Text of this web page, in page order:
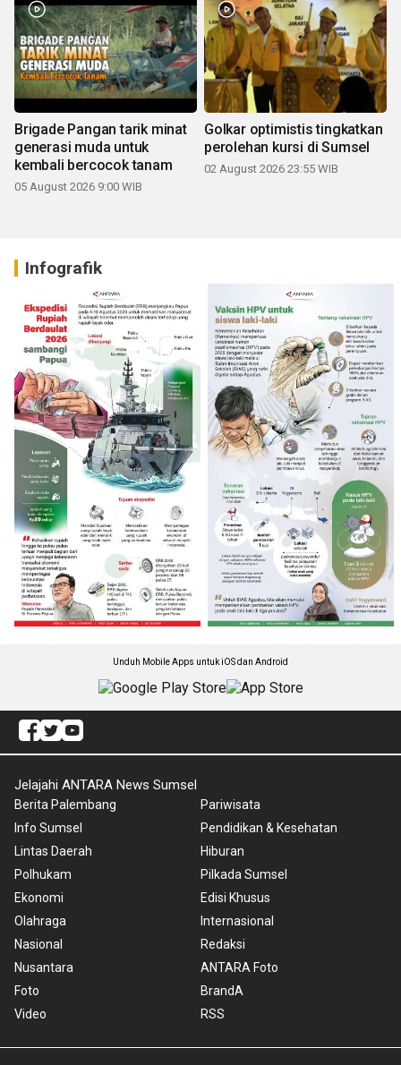
Brigade Pangan tarik minat
generasi muda untuk
kembali bercocok tanam
05 August 2026 9:00 WIB
Golkar optimistis tingkatkan
perolehan kursi di Sumsel
02 August 2026 23:55 WIB
Infografik
Unduh Mobile Apps untuk iOS dan Android
Jelajahi ANTARA News Sumsel
Berita Palembang
Info Sumsel
Lintas Daerah
Polhukam
Ekonomi
Olahraga
Nasional
Nusantara
Foto
Video
Pariwisata
Pendidikan & Kesehatan
Hiburan
Pilkada Sumsel
Edisi Khusus
Internasional
Redaksi
ANTARA Foto
BrandA
RSS